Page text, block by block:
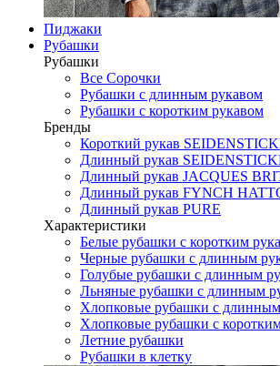
Пиджаки
Рубашки
Рубашки
Все Сорочки
Рубашки с длинным рукавом
Рубашки с коротким рукавом
Бренды
Короткий рукав
Длинный рукав
Длинный рукав JAСQUES
Длинный рукав FYNCH
Длинный рукав PURE
Характеристики
Белые рубашки с коротким
Черные рубашки с длинным
Голубые рубашки с длинным
Льняные рубашки с длинным
Хлопковые рубашки с
Хлопковые рубашки с
Летние рубашки
Рубашки в клетку